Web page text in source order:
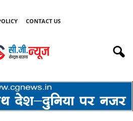
CONTACT US